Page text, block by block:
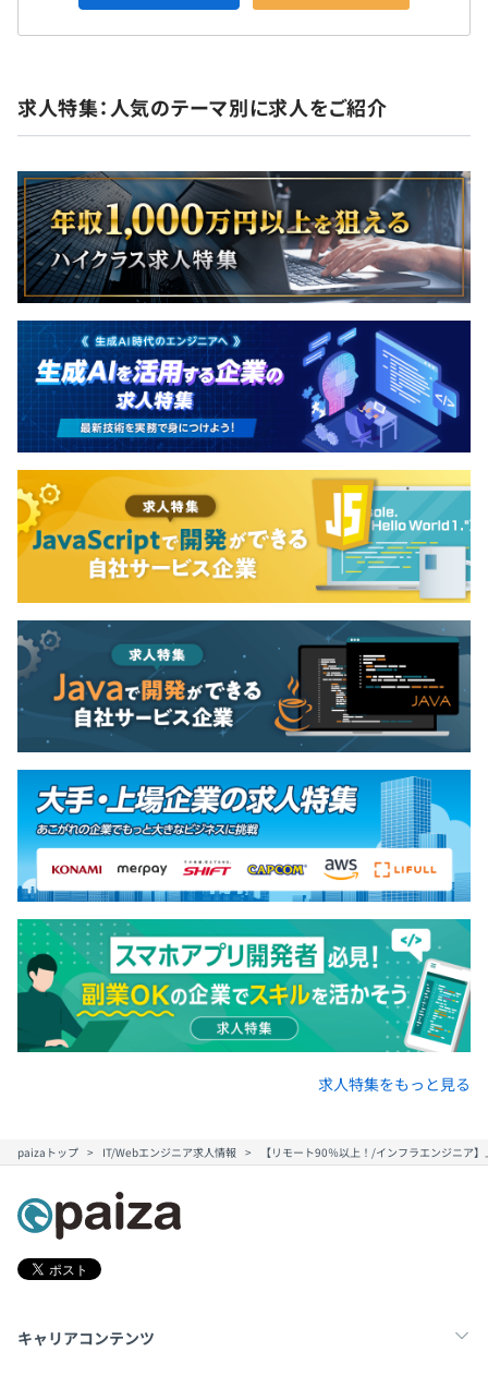
求人特集：人気のテーマ別に求人をご紹介
求人特集をもっと見る
paizaトップ IT/Webエンジニア求人情報 【リモート90％以上！/インフラエンジニア
キャリアコンテンツ